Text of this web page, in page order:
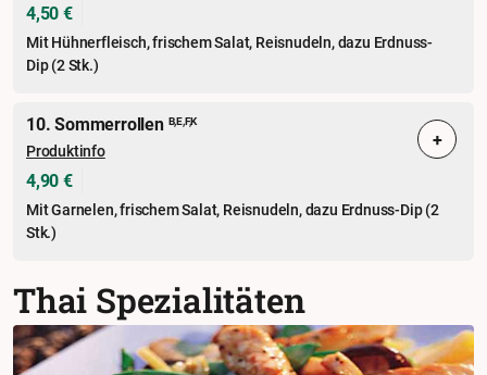
4,50 €
Mit Hühnerfleisch, frischem Salat, Reisnudeln, dazu Erdnuss-
Dip (2 Stk.)
10. Sommerrollen B,E,F,K
Produktinfo
4,90 €
Mit Garnelen, frischem Salat, Reisnudeln, dazu Erdnuss-Dip (2
Stk.)
+
Thai Spezialitäten